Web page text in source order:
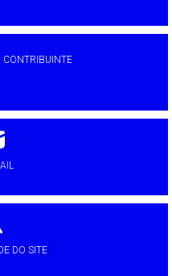
CONTRIBUINTE
DO SITE